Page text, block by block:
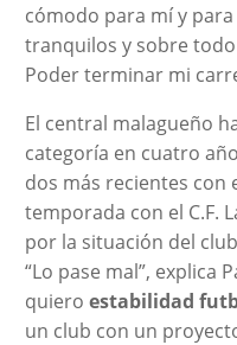
cómodo para mí y
tranquilos y sobre
Poder terminar mi
El central malagueño
categoría en cuatro
dos más recientes con
temporada con el C.F.
por la situación del
“Lo pase mal”, explica
quiero estabilidad
un club con un